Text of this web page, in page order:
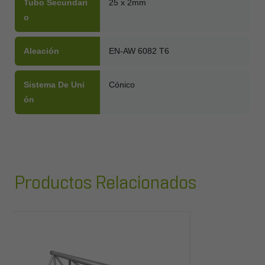
Tubo Secundari
O
25 x 2mm
Aleación EN-AW 6082 T6
Sistema De Uni
Ón
Cónico
Productos Relacionados